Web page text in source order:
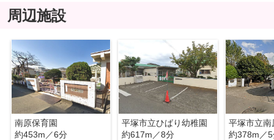
周辺施設
南原保育園
約453m／6分
平塚市立ひばり幼稚園
約617m／8分
平塚市立南
約378m／